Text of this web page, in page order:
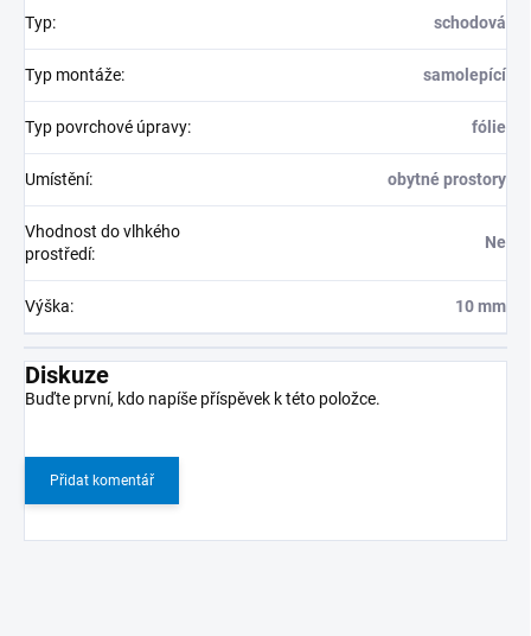
Typ: schodová
Typ montáže: samolepící
Typ povrchové úpravy: fólie
Umístění: obytné prostory
Vhodnost do vlhkého
prostředí:
Ne
Výška: 10 mm
Diskuze
Buďte první, kdo napíše příspěvek k této položce.
Přidat komentář